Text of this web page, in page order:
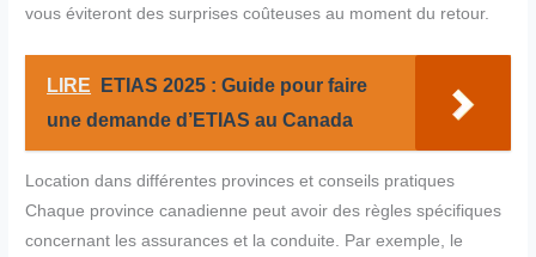
vous éviteront des surprises coûteuses au moment du retour.
LIRE
ETIAS 2025 : Guide pour faire
une demande d’ETIAS au Canada
Location dans différentes provinces et conseils pratiques
Chaque province canadienne peut avoir des règles spécifiques
concernant les assurances et la conduite. Par exemple, le